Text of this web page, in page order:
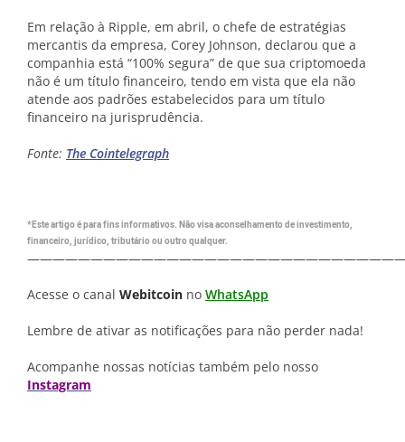
Em relação à Ripple, em abril, o chefe de estratégias
mercantis da empresa, Corey Johnson, declarou que a
companhia está “100% segura” de que sua criptomoeda
não é um título financeiro, tendo em vista que ela não
atende aos padrões estabelecidos para um título
financeiro na jurisprudência.
Fonte: The Cointelegraph
*Este artigo é para fins informativos. Não visa aconselhamento de investimento,
financeiro, jurídico, tributário ou outro qualquer.
Acesse o canal Webitcoin no WhatsApp
Lembre de ativar as notificações para não perder nada!
Acompanhe nossas notícias também pelo nosso
Instagram